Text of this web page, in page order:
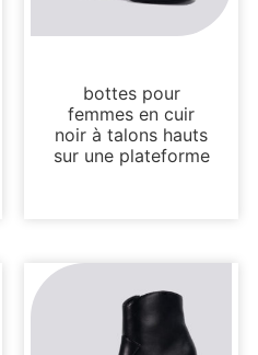
bottes pour
femmes en cuir
noir à talons hauts
sur une plateforme